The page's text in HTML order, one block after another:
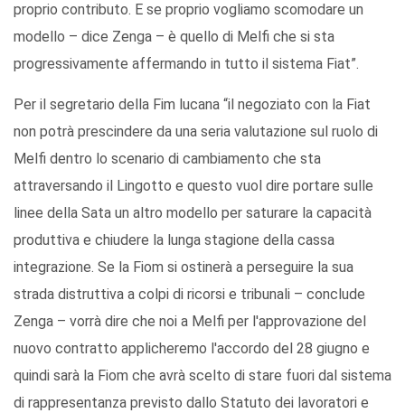
proprio contributo. E se proprio vogliamo scomodare un
modello – dice Zenga – è quello di Melfi che si sta
progressivamente affermando in tutto il sistema Fiat”.
Per il segretario della Fim lucana “il negoziato con la Fiat
non potrà prescindere da una seria valutazione sul ruolo di
Melfi dentro lo scenario di cambiamento che sta
attraversando il Lingotto e questo vuol dire portare sulle
linee della Sata un altro modello per saturare la capacità
produttiva e chiudere la lunga stagione della cassa
integrazione. Se la Fiom si ostinerà a perseguire la sua
strada distruttiva a colpi di ricorsi e tribunali – conclude
Zenga – vorrà dire che noi a Melfi per l'approvazione del
nuovo contratto applicheremo l'accordo del 28 giugno e
quindi sarà la Fiom che avrà scelto di stare fuori dal sistema
di rappresentanza previsto dallo Statuto dei lavoratori e